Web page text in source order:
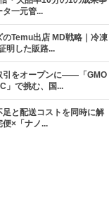
一元管...
のTemu出店 MD戦略｜冷凍
明した販路...
引をオープンに――「GMO
」で挑む、国...
足と配送コストを同時に解
×「ナノ...